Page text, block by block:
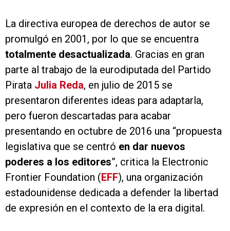
La directiva europea de derechos de autor se
promulgó en 2001, por lo que se encuentra
totalmente desactualizada. Gracias en gran
parte al trabajo de la eurodiputada del Partido
Pirata Julia Reda, en julio de 2015 se
presentaron diferentes ideas para adaptarla,
pero fueron descartadas para acabar
presentando en octubre de 2016 una “propuesta
legislativa que se centró en dar nuevos
poderes a los editores”, critica la Electronic
Frontier Foundation (EFF), una organización
estadounidense dedicada a defender la libertad
de expresión en el contexto de la era digital.